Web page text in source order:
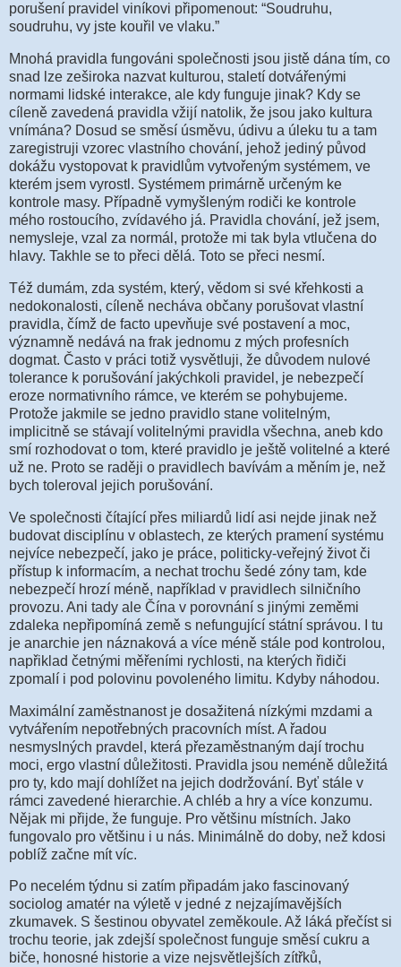
porušení pravidel viníkovi připomenout: “Soudruhu,
soudruhu, vy jste kouřil ve vlaku.”
Mnohá pravidla fungováni společnosti jsou jistě dána tím, co
snad lze zeširoka nazvat kulturou, staletí dotvářenými
normami lidské interakce, ale kdy funguje jinak? Kdy se
cíleně zavedená pravidla vžijí natolik, že jsou jako kultura
vnímána? Dosud se směsí úsměvu, údivu a úleku tu a tam
zaregistruji vzorec vlastního chování, jehož jediný původ
dokážu vystopovat k pravidlům vytvořeným systémem, ve
kterém jsem vyrostl. Systémem primárně určeným ke
kontrole masy. Případně vymyšleným rodiči ke kontrole
mého rostoucího, zvídavého já. Pravidla chování, jež jsem,
nemysleje, vzal za normál, protože mi tak byla vtlučena do
hlavy. Takhle se to přeci dělá. Toto se přeci nesmí.
Též dumám, zda systém, který, vědom si své křehkosti a
nedokonalosti, cíleně necháva občany porušovat vlastní
pravidla, čímž de facto upevňuje své postavení a moc,
významně nedává na frak jednomu z mých profesních
dogmat. Často v práci totiž vysvětluji, že důvodem nulové
tolerance k porušování jakýchkoli pravidel, je nebezpečí
eroze normativního rámce, ve kterém se pohybujeme.
Protože jakmile se jedno pravidlo stane volitelným,
implicitně se stávají volitelnými pravidla všechna, aneb kdo
smí rozhodovat o tom, které pravidlo je ještě volitelné a které
už ne. Proto se raději o pravidlech bavívám a měním je, než
bych toleroval jejich porušování.
Ve společnosti čítající přes miliardů lidí asi nejde jinak než
budovat disciplínu v oblastech, ze kterých pramení systému
nejvíce nebezpečí, jako je práce, politicky-veřejný život či
přístup k informacím, a nechat trochu šedé zóny tam, kde
nebezpečí hrozí méně, například v pravidlech silničního
provozu. Ani tady ale Čína v porovnání s jinými zeměmi
zdaleka nepřipomíná země s nefungující státní správou. I tu
je anarchie jen náznaková a více méně stále pod kontrolou,
napřiklad četnými měřeními rychlosti, na kterých řidiči
zpomalí i pod polovinu povoleného limitu. Kdyby náhodou.
Maximální zaměstnanost je dosažitená nízkými mzdami a
vytvářením nepotřebných pracovních míst. A řadou
nesmyslných pravdel, která přezaměstnaným dají trochu
moci, ergo vlastní důležitosti. Pravidla jsou neméně důležitá
pro ty, kdo mají dohlížet na jejich dodržování. Byť stále v
rámci zavedené hierarchie. A chléb a hry a více konzumu.
Nějak mi přijde, že funguje. Pro většinu místních. Jako
fungovalo pro většinu i u nás. Minimálně do doby, než kdosi
poblíž začne mít víc.
Po necelém týdnu si zatím připadám jako fascinovaný
sociolog amatér na výletě v jedné z nejzajímavějších
zkumavek. S šestinou obyvatel zeměkoule. Až láká přečíst si
trochu teorie, jak zdejší společnost funguje směsí cukru a
biče, honosné historie a vize nejsvětlejších zítřků,